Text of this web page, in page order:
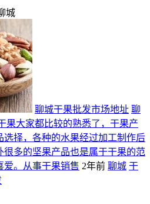
城
聊城干果批发市场地址 聊
果大家都比较的熟悉了，干果产
选择，各种的水果经过加工制作后
多的坚果产品也是属于干果的范
爱。从事干果销售 2年前 聊城 干